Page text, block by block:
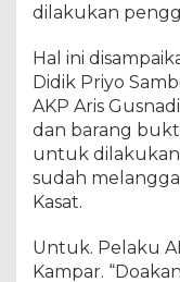
dilakukan
Hal ini
Didik Priyo
AKP Aris
dan barang
untuk
sudah
Kasat.
Untuk. Pelaku
Kampar.